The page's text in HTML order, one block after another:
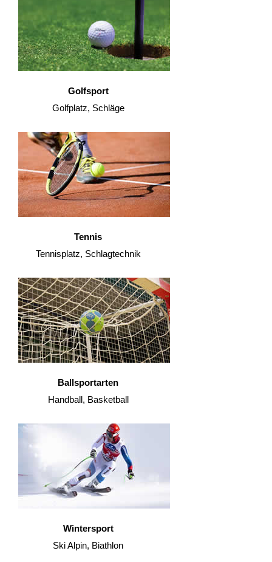
Golfsport
Golfplatz, Schläge
Tennis
Tennisplatz, Schlagtechnik
Ballsportarten
Handball, Basketball
Wintersport
Ski Alpin, Biathlon